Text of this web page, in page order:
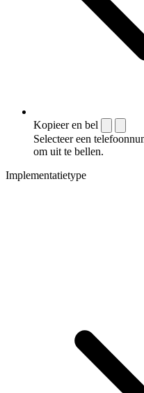
Kopieer en bel
Selecteer een
om uit te bellen.
Implementatietype